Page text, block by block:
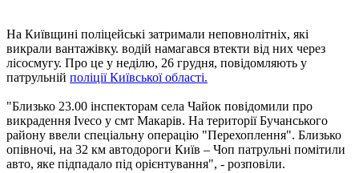
На Київщині поліцейські затримали неповнолітніх, які
викрали вантажівку. водій намагався втекти від них через
лісосмугу. Про це у неділю, 26 грудня, повідомляють у
патрульній поліції Київської області.
"Близько 23.00 інспекторам села Чайок повідомили про
викрадення Iveco у смт Макарів. На території Бучанського
району ввели спеціальну операцію "Перехоплення". Близько
опівночі, на 32 км автодороги Київ – Чоп патрульні помітили
авто, яке підпадало під орієнтування", - розповіли.